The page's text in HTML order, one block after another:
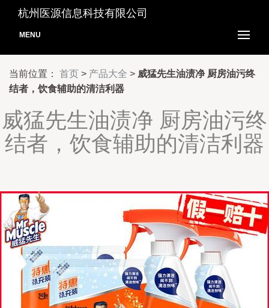
杭州医源信息科技有限公司
MENU
当前位置： 首页 > 产品大全 > 威猛先生油渍净 厨房油污终
结者，饮食辅助的清洁利器
威猛先生油渍净 厨房油污终
结者，饮食辅助的清洁利器